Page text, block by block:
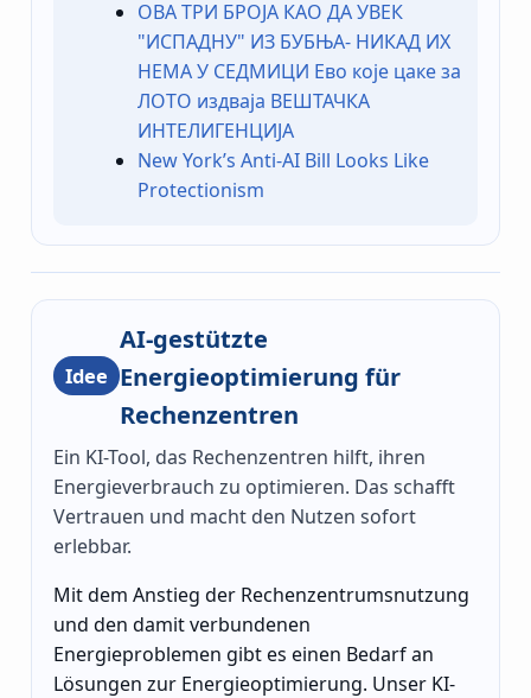
ОВА ТРИ БРОЈА КАО ДА УВЕК
"ИСПАДНУ" ИЗ БУБЊА- НИКАД ИХ
НЕМА У СЕДМИЦИ Ево које цаке за
ЛОТО издваја ВЕШТАЧКА
ИНТЕЛИГЕНЦИЈА
New York’s Anti-AI Bill Looks Like
Protectionism
Idee
AI-gestützte
Energieoptimierung für
Rechenzentren
Ein KI-Tool, das Rechenzentren hilft, ihren
Energieverbrauch zu optimieren. Das schafft
Vertrauen und macht den Nutzen sofort
erlebbar.
Mit dem Anstieg der Rechenzentrumsnutzung
und den damit verbundenen
Energieproblemen gibt es einen Bedarf an
Lösungen zur Energieoptimierung. Unser KI-